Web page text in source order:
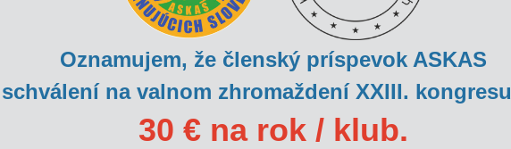
Oznamujem, že členský príspevok ASKAS
na valnom zhromaždení XXIII. kongresu
30 € na rok / klub.